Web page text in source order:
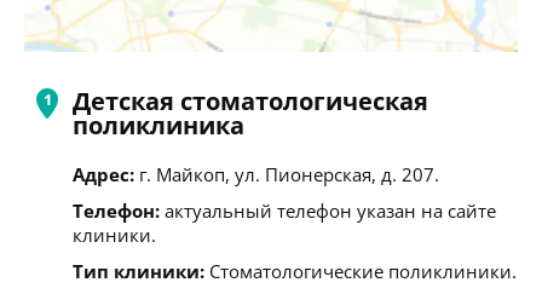
Детская стоматологическая
поликлиника
Адрес: г. Майкоп, ул. Пионерская, д. 207.
Телефон: актуальный телефон указан на сайте
клиники.
Тип клиники: Стоматологические поликлиники.